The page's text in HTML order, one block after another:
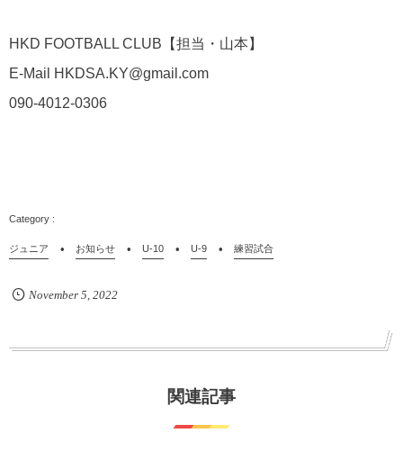
HKD FOOTBALL CLUB【担当・山本】
E-Mail HKDSA.KY@gmail.com
090-4012-0306
ジュニア お知らせ U-10 U-9 練習試合
November 5 2022
関連記事